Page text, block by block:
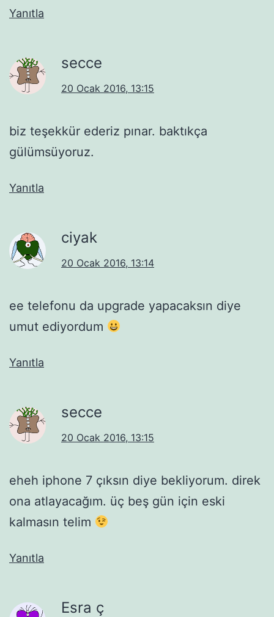
Yanıtla
secce
20 Ocak 2016, 13:15
biz teşekkür ederiz pınar. baktıkça
gülümsüyoruz.
Yanıtla
ciyak
20 Ocak 2016, 13:14
ee telefonu da upgrade yapacaksın diye
umut ediyordum
Yanıtla
secce
20 Ocak 2016, 13:15
eheh iphone 7 çıksın diye bekliyorum. direk
ona atlayacağım. üç beş gün için eski
kalmasın telim
Yanıtla
Esra ç